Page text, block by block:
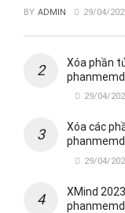
BY ADMIN 29/04/
Xóa phần
29/04/
Xóa các
29/04/
XMind